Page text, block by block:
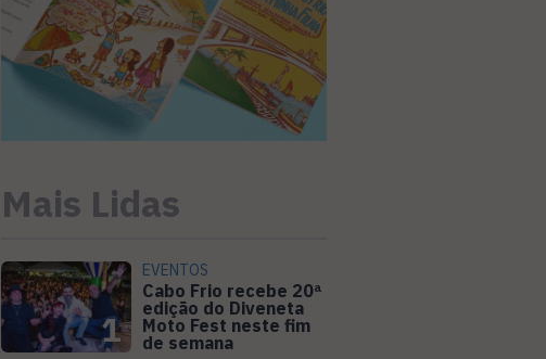
Mais Lidas
1
EVENTOS
Cabo Frio recebe 20ª
edição do Diveneta
Moto Fest neste fim
de semana